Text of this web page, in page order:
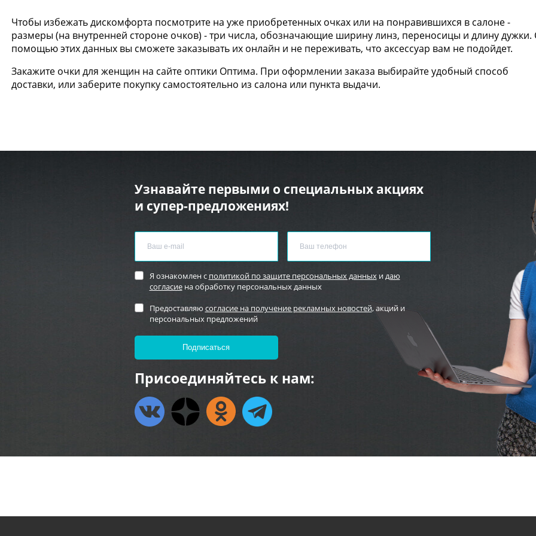
Чтобы избежать дискомфорта посмотрите на уже приобретенных очках или на понравившихся в салоне -
размеры (на внутренней стороне очков) - три числа, обозначающие ширину линз, переносицы и длину дужки.
помощью этих данных вы сможете заказывать их онлайн и не переживать, что аксессуар вам не подойдет.
Закажите очки для женщин на сайте оптики Оптима. При оформлении заказа выбирайте удобный способ
доставки, или заберите покупку самостоятельно из салона или пункта выдачи.
Узнавайте первыми о специальных акциях
и супер-предложениях!
Я ознакомлен с политикой по защите персональных данныхидаю
согласиена обработку персональных данных
Предоставляю согласие на получение рекламных новостей, акций и
персональных предложений
Присоединяйтесь к нам: